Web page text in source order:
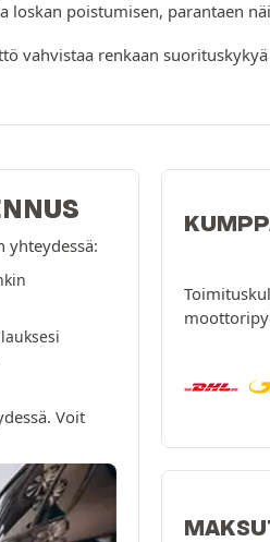
loskan poistumisen, parantaen
vahvistaa renkaan
yhteydessä:
Voit